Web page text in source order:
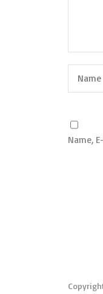
Name,